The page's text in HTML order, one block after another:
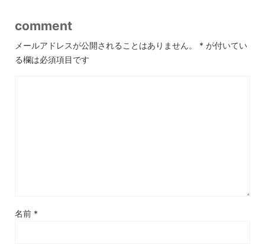
comment
メールアドレスが公開されることはありません。 * が付いてい
る欄は必須項目です
名前 *